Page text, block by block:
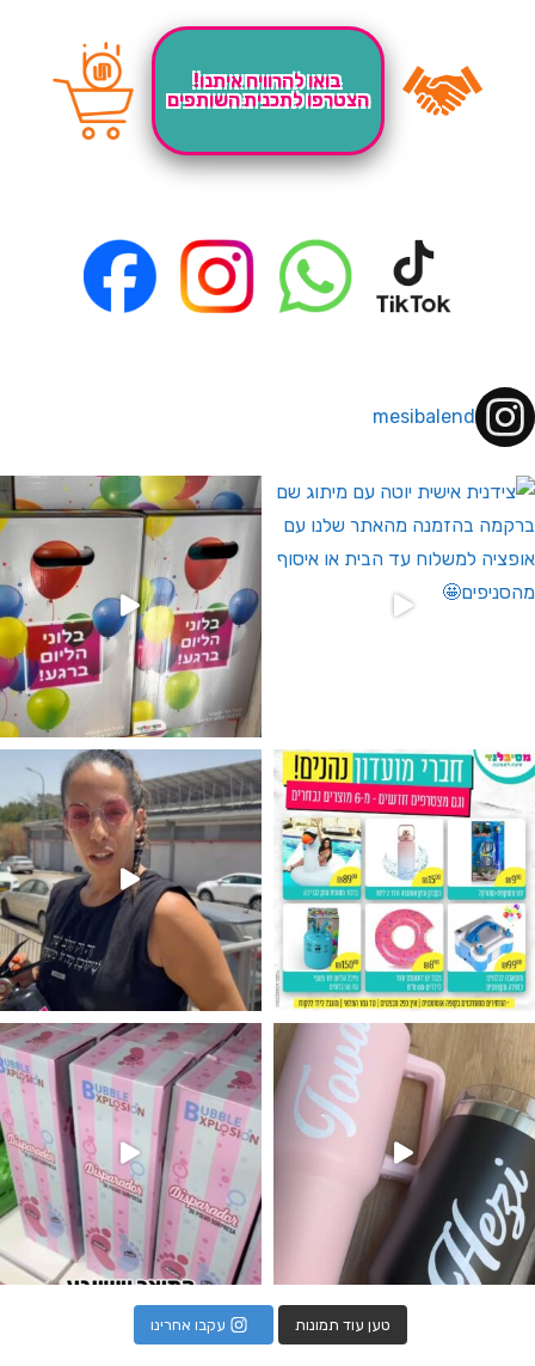
בואו להרוויח איתנו!
הצטרפו לתכנית השותפים
mesibalend
לחברי מועדון ומצטרפים חדשים🤍
מין העובר רק במסיבלנד !! קיים
מטף לגילוי מין העובר חזר למלא
טען עוד תמונות עקבו אחרינו